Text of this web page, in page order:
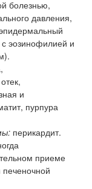
болезнью,
давления,
с эозинофилией и
и
пурпура
перикардит.
приеме